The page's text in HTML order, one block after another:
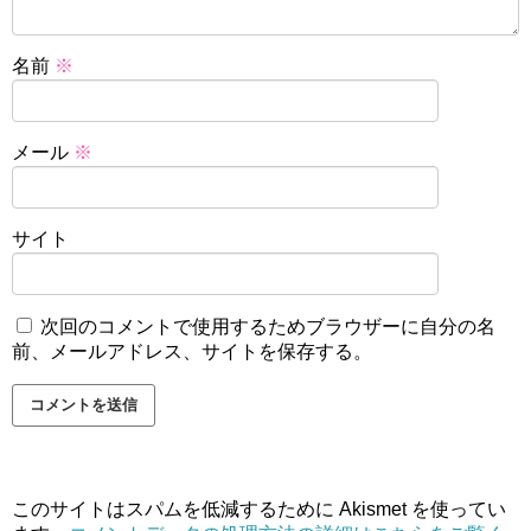
名前 ※
メール ※
サイト
次回のコメントで使用するためブラウザーに自分の名
前、メールアドレス、サイトを保存する。
このサイトはスパムを低減するために Akismet を使ってい